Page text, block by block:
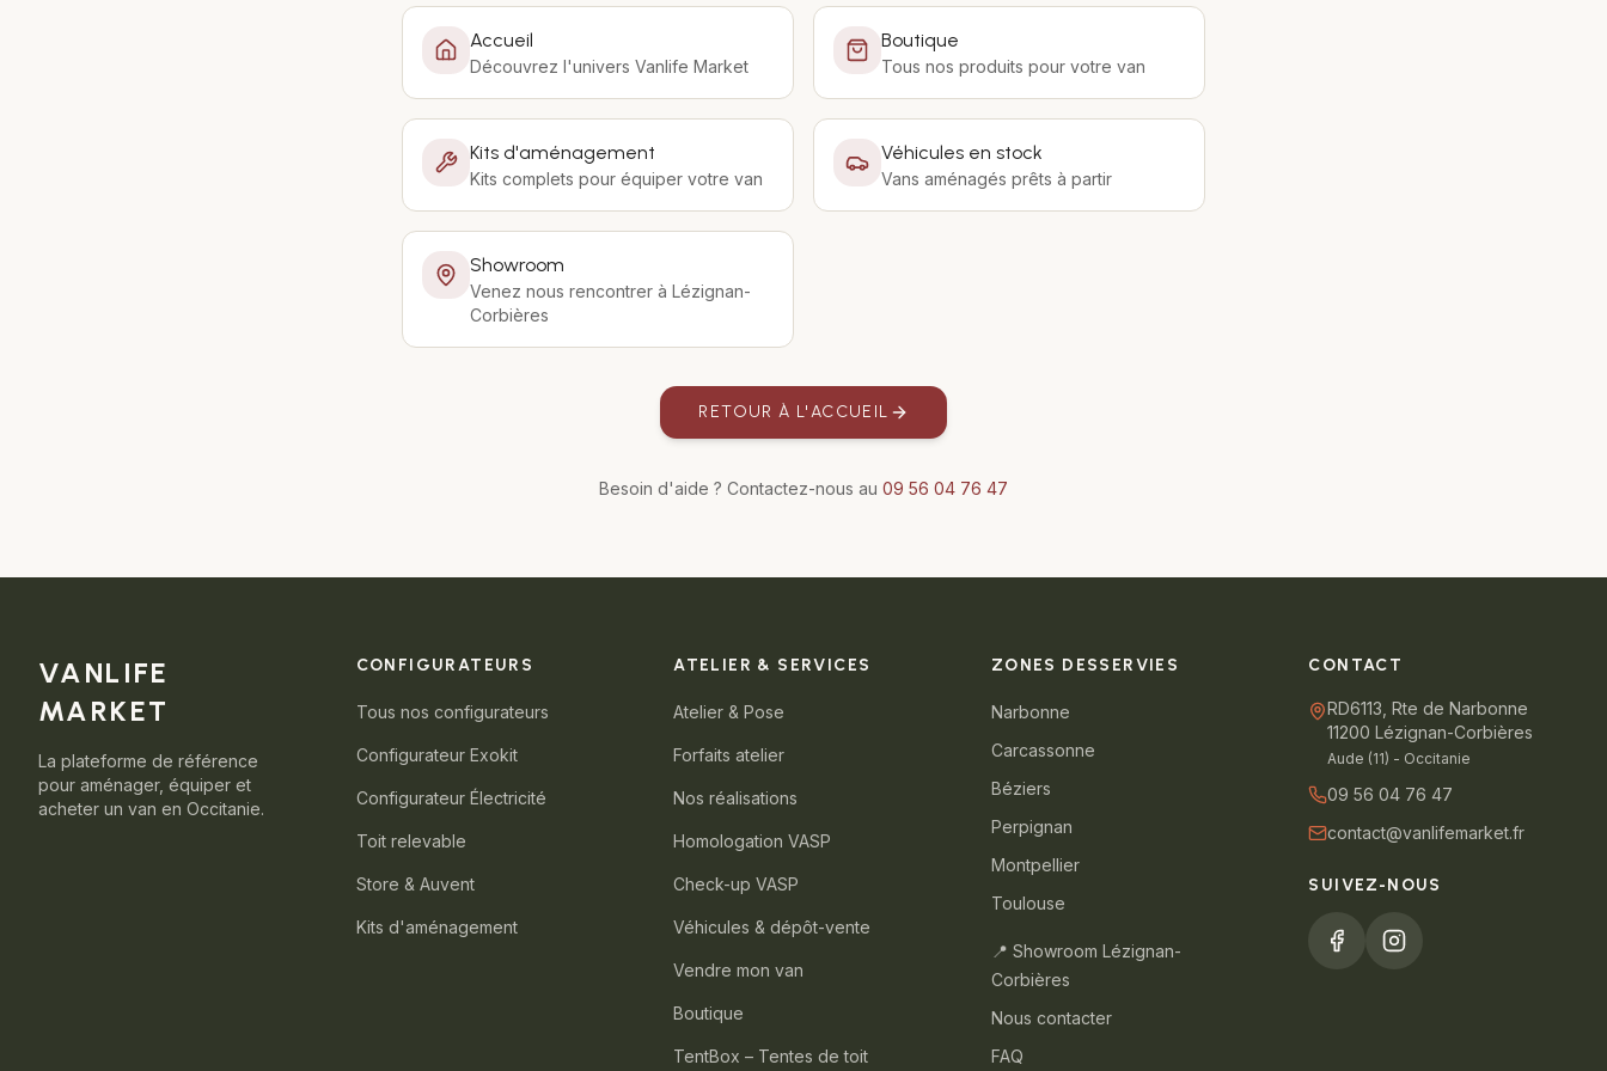
Accueil
Découvrez l'univers Vanlife Market
Boutique
Tous nos produits pour votre van
Kits d'aménagement
Kits complets pour équiper votre van
Véhicules en stock
Vans aménagés prêts à partir
Showroom
Venez nous rencontrer à Lézignan-
Corbières
RETOUR À L'ACCUEIL
Besoin d'aide ? Contactez-nous au 09 56 04 76 47
VANLIFE
MARKET
La plateforme de référence
pour aménager, équiper et
acheter un van en Occitanie.
CONFIGURATEURS
Tous nos configurateurs
Configurateur Exokit
Configurateur Électricité
Toit relevable
Store & Auvent
Kits d'aménagement
ATELIER & SERVICES
Atelier & Pose
Forfaits atelier
Nos réalisations
Homologation VASP
Check-up VASP
Véhicules & dépôt-vente
Vendre mon van
Boutique
TentBox – Tentes de toit
ZONES DESSERVIES
Narbonne
Carcassonne
Béziers
Perpignan
Montpellier
Toulouse
📍 Showroom Lézignan-
Corbières
Nous contacter
FAQ
CONTACT
RD6113, Rte de Narbonne
11200 Lézignan-Corbières
Aude (11) - Occitanie
09 56 04 76 47
contact@vanlifemarket.fr
SUIVEZ-NOUS